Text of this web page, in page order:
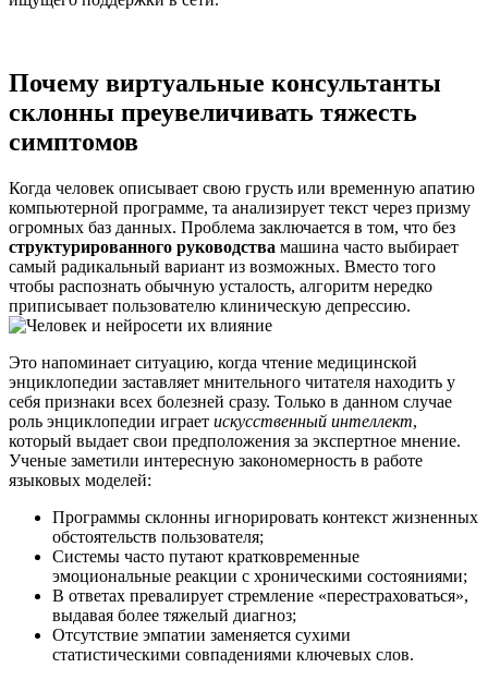
Почему виртуальные консультанты
склонны преувеличивать тяжесть
симптомов
Когда человек описывает свою грусть или временную апатию
компьютерной программе, та анализирует текст через призму
огромных баз данных. Проблема заключается в том, что без
структурированного руководства машина часто выбирает
самый радикальный вариант из возможных. Вместо того
чтобы распознать обычную усталость, алгоритм нередко
приписывает пользователю клиническую депрессию.
Это напоминает ситуацию, когда чтение медицинской
энциклопедии заставляет мнительного читателя находить у
себя признаки всех болезней сразу. Только в данном случае
роль энциклопедии играет искусственный интеллект,
который выдает свои предположения за экспертное мнение.
Ученые заметили интересную закономерность в работе
языковых моделей:
Программы склонны игнорировать контекст жизненных
обстоятельств пользователя;
Системы часто путают кратковременные
эмоциональные реакции с хроническими состояниями;
В ответах превалирует стремление «перестраховаться»,
выдавая более тяжелый диагноз;
Отсутствие эмпатии заменяется сухими
статистическими совпадениями ключевых слов.